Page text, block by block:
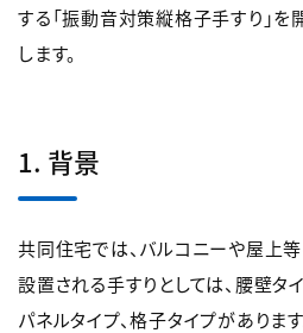
する「振動音対策縦格子手すり」を
します。
1. 背景
共同住宅では、バルコニーや屋上等
設置される手すりとしては、腰壁タイ
パネルタイプ、格子タイプがありま